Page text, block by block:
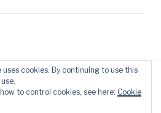
uses cookies. By continuing to use this
to control cookies, see here: Cookie